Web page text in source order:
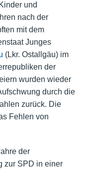
und
nach der
mit dem
Junges
(Lkr. Ostallgäu) im
der
wurden wieder
durch die
zurück. Die
Fehlen von
der
zur SPD in einer